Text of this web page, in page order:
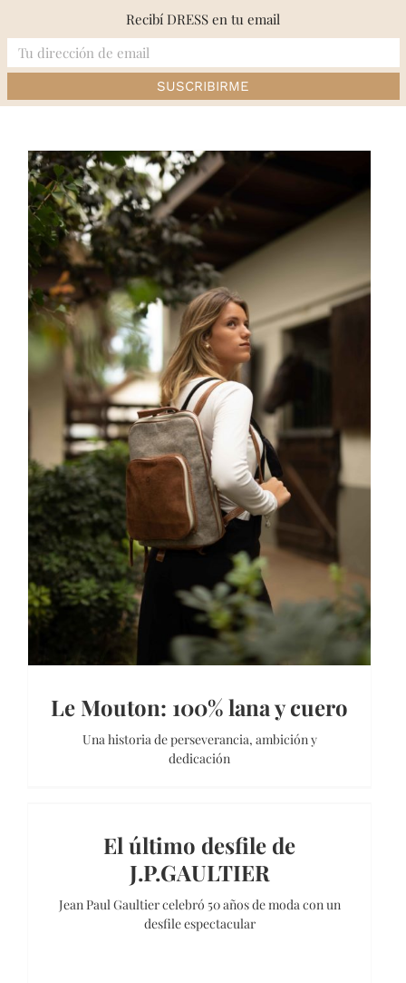
content
PRIMAVERA-VERANO 19/20
Le Mouton: 100% lana y cuero
Una historia de perseverancia, ambición y
dedicación
El último desfile de
J.P.GAULTIER
Jean Paul Gaultier celebró 50 años de moda con un
desfile espectacular
Recibí DRESS en tu email